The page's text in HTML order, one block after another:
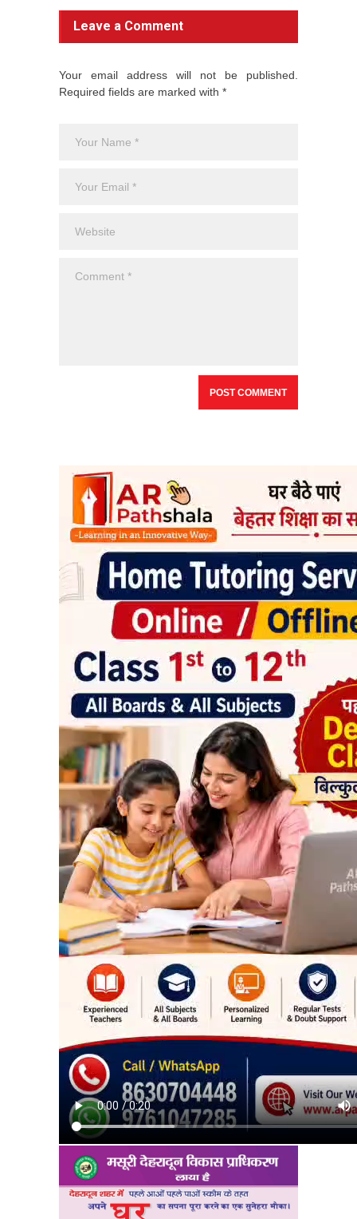
Leave a Comment
Your email address will not be published.
Required fields are marked with *